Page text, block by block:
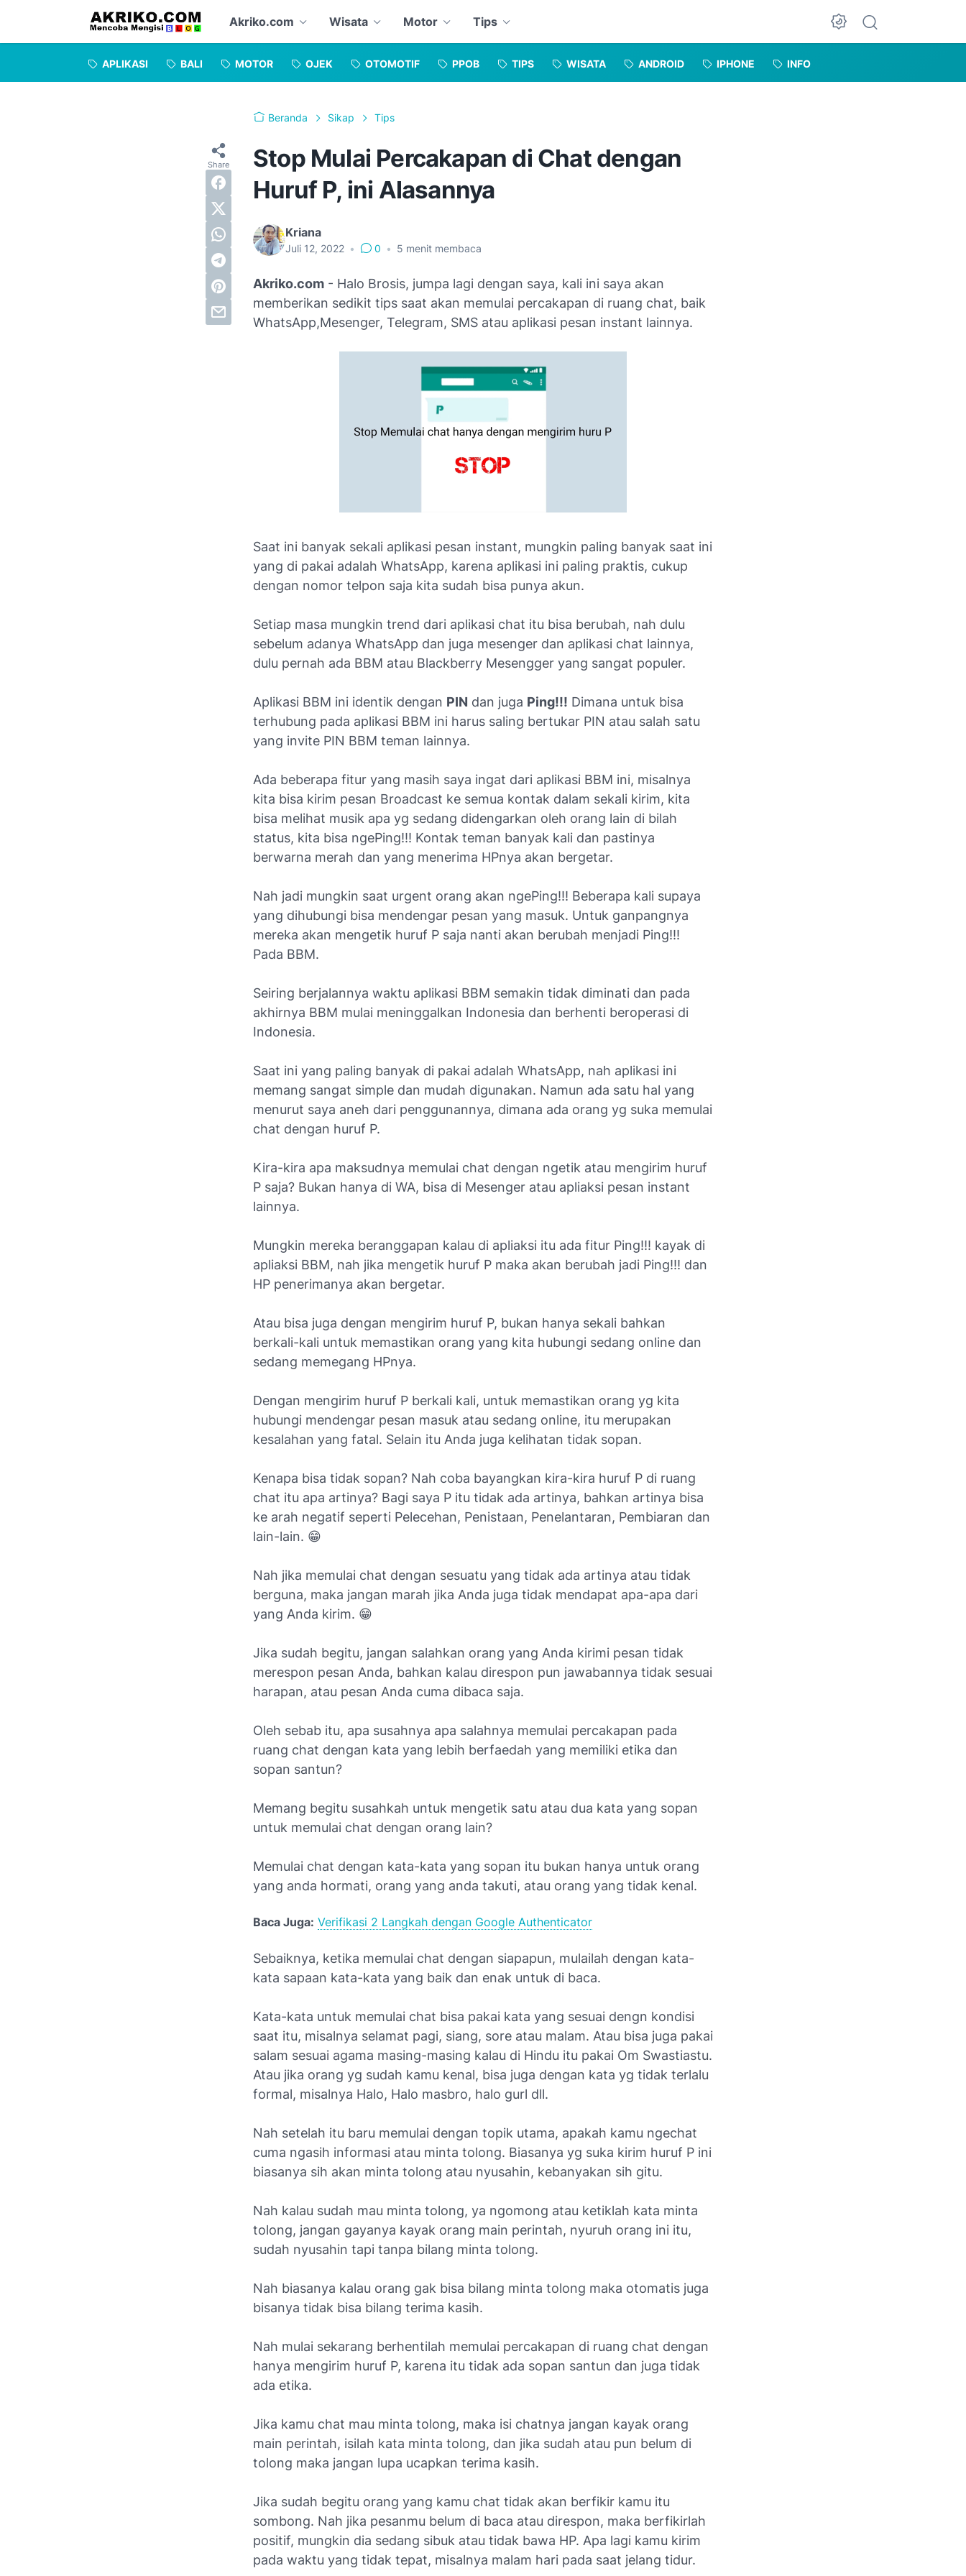
Akriko.com Wisata Motor Tips
Dark Mode
APLIKASI BALI MOTOR OJEK OTOMOTIF PPOB TIPS WISATA ANDROID IPHONE INFO
Beranda Sikap Tips
Stop Mulai Percakapan di Chat dengan
Huruf P, ini Alasannya
Kriana
Juli 12, 2022 • 0 • 5 menit membaca
Akriko.com - Halo Brosis, jumpa lagi dengan saya, kali ini saya akan
memberikan sedikit tips saat akan memulai percakapan di ruang chat, baik
WhatsApp,Mesenger, Telegram, SMS atau aplikasi pesan instant lainnya.
Saat ini banyak sekali aplikasi pesan instant, mungkin paling banyak saat ini
yang di pakai adalah WhatsApp, karena aplikasi ini paling praktis, cukup
dengan nomor telpon saja kita sudah bisa punya akun.
Setiap masa mungkin trend dari aplikasi chat itu bisa berubah, nah dulu
sebelum adanya WhatsApp dan juga mesenger dan aplikasi chat lainnya,
dulu pernah ada BBM atau Blackberry Mesengger yang sangat populer.
Aplikasi BBM ini identik dengan PIN dan juga Ping!!! Dimana untuk bisa
terhubung pada aplikasi BBM ini harus saling bertukar PIN atau salah satu
yang invite PIN BBM teman lainnya.
Ada beberapa fitur yang masih saya ingat dari aplikasi BBM ini, misalnya
kita bisa kirim pesan Broadcast ke semua kontak dalam sekali kirim, kita
bisa melihat musik apa yg sedang didengarkan oleh orang lain di bilah
status, kita bisa ngePing!!! Kontak teman banyak kali dan pastinya
berwarna merah dan yang menerima HPnya akan bergetar.
Nah jadi mungkin saat urgent orang akan ngePing!!! Beberapa kali supaya
yang dihubungi bisa mendengar pesan yang masuk. Untuk ganpangnya
mereka akan mengetik huruf P saja nanti akan berubah menjadi Ping!!!
Pada BBM.
Seiring berjalannya waktu aplikasi BBM semakin tidak diminati dan pada
akhirnya BBM mulai meninggalkan Indonesia dan berhenti beroperasi di
Indonesia.
Saat ini yang paling banyak di pakai adalah WhatsApp, nah aplikasi ini
memang sangat simple dan mudah digunakan. Namun ada satu hal yang
menurut saya aneh dari penggunannya, dimana ada orang yg suka memulai
chat dengan huruf P.
Kira-kira apa maksudnya memulai chat dengan ngetik atau mengirim huruf
P saja? Bukan hanya di WA, bisa di Mesenger atau apliaksi pesan instant
lainnya.
Mungkin mereka beranggapan kalau di apliaksi itu ada fitur Ping!!! kayak di
apliaksi BBM, nah jika mengetik huruf P maka akan berubah jadi Ping!!! dan
HP penerimanya akan bergetar.
Atau bisa juga dengan mengirim huruf P, bukan hanya sekali bahkan
berkali-kali untuk memastikan orang yang kita hubungi sedang online dan
sedang memegang HPnya.
Dengan mengirim huruf P berkali kali, untuk memastikan orang yg kita
hubungi mendengar pesan masuk atau sedang online, itu merupakan
kesalahan yang fatal. Selain itu Anda juga kelihatan tidak sopan.
Kenapa bisa tidak sopan? Nah coba bayangkan kira-kira huruf P di ruang
chat itu apa artinya? Bagi saya P itu tidak ada artinya, bahkan artinya bisa
ke arah negatif seperti Pelecehan, Penistaan, Penelantaran, Pembiaran dan
lain-lain. 😁
Nah jika memulai chat dengan sesuatu yang tidak ada artinya atau tidak
berguna, maka jangan marah jika Anda juga tidak mendapat apa-apa dari
yang Anda kirim. 😁
Jika sudah begitu, jangan salahkan orang yang Anda kirimi pesan tidak
merespon pesan Anda, bahkan kalau direspon pun jawabannya tidak sesuai
harapan, atau pesan Anda cuma dibaca saja.
Oleh sebab itu, apa susahnya apa salahnya memulai percakapan pada
ruang chat dengan kata yang lebih berfaedah yang memiliki etika dan
sopan santun?
Memang begitu susahkah untuk mengetik satu atau dua kata yang sopan
untuk memulai chat dengan orang lain?
Memulai chat dengan kata-kata yang sopan itu bukan hanya untuk orang
yang anda hormati, orang yang anda takuti, atau orang yang tidak kenal.
Baca Juga: Verifikasi 2 Langkah dengan Google Authenticator
Sebaiknya, ketika memulai chat dengan siapapun, mulailah dengan kata-
kata sapaan kata-kata yang baik dan enak untuk di baca.
Kata-kata untuk memulai chat bisa pakai kata yang sesuai dengn kondisi
saat itu, misalnya selamat pagi, siang, sore atau malam. Atau bisa juga pakai
salam sesuai agama masing-masing kalau di Hindu itu pakai Om Swastiastu.
Atau jika orang yg sudah kamu kenal, bisa juga dengan kata yg tidak terlalu
formal, misalnya Halo, Halo masbro, halo gurl dll.
Nah setelah itu baru memulai dengan topik utama, apakah kamu ngechat
cuma ngasih informasi atau minta tolong. Biasanya yg suka kirim huruf P ini
biasanya sih akan minta tolong atau nyusahin, kebanyakan sih gitu.
Nah kalau sudah mau minta tolong, ya ngomong atau ketiklah kata minta
tolong, jangan gayanya kayak orang main perintah, nyuruh orang ini itu,
sudah nyusahin tapi tanpa bilang minta tolong.
Nah biasanya kalau orang gak bisa bilang minta tolong maka otomatis juga
bisanya tidak bisa bilang terima kasih.
Nah mulai sekarang berhentilah memulai percakapan di ruang chat dengan
hanya mengirim huruf P, karena itu tidak ada sopan santun dan juga tidak
ada etika.
Jika kamu chat mau minta tolong, maka isi chatnya jangan kayak orang
main perintah, isilah kata minta tolong, dan jika sudah atau pun belum di
tolong maka jangan lupa ucapkan terima kasih.
Jika sudah begitu orang yang kamu chat tidak akan berfikir kamu itu
sombong. Nah jika pesanmu belum di baca atau direspon, maka berfikirlah
positif, mungkin dia sedang sibuk atau tidak bawa HP. Apa lagi kamu kirim
pada waktu yang tidak tepat, misalnya malam hari pada saat jelang tidur.